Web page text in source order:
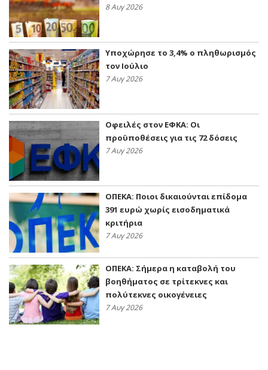
8 Αυγ 2026
Υποχώρησε το 3,4% ο πληθωρισμός
τον Ιούλιο
7 Αυγ 2026
Οφειλές στον ΕΦΚΑ: Οι
προϋποθέσεις για τις 72 δόσεις
7 Αυγ 2026
ΟΠΕΚΑ: Ποιοι δικαιούνται επίδομα
391 ευρώ χωρίς εισοδηματικά
κριτήρια
7 Αυγ 2026
ΟΠΕΚΑ: Σήμερα η καταβολή του
βοηθήματος σε τρίτεκνες και
πολύτεκνες οικογένειες
7 Αυγ 2026